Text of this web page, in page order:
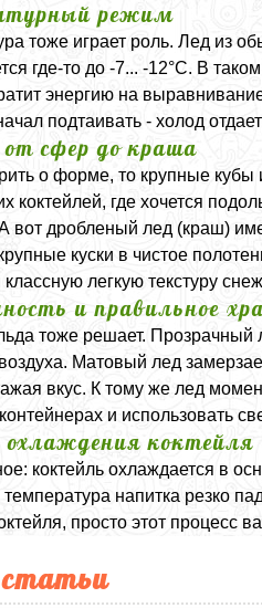
режим
тоже играет роль. Лед из
где-то до -7... -12°C. В
энергию на
подтаивать - холод
сфер до краша
о форме, то крупные
коктейлей, где хочется
А вот дробленый лед (краш)
куски в чистое
классную легкую текстуру
и правильное
тоже решает. Прозрачный
Матовый лед
вкус. К тому же лед
и использовать
коктейля
коктейль охлаждается в
температура напитка резко
просто этот процесс